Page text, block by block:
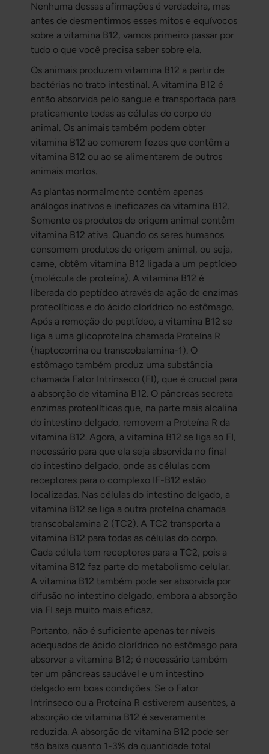
Nenhuma dessas afirmações é verdadeira, mas
antes de desmentirmos esses mitos e equívocos
sobre a vitamina B12, vamos primeiro passar por
tudo o que você precisa saber sobre ela.
Os animais produzem vitamina B12 a partir de
bactérias no trato intestinal. A vitamina B12 é
então absorvida pelo sangue e transportada para
praticamente todas as células do corpo do
animal. Os animais também podem obter
vitamina B12 ao comerem fezes que contêm a
vitamina B12 ou ao se alimentarem de outros
animais mortos.
As plantas normalmente contêm apenas
análogos inativos e ineficazes da vitamina B12.
Somente os produtos de origem animal contêm
vitamina B12 ativa. Quando os seres humanos
consomem produtos de origem animal, ou seja,
carne, obtêm vitamina B12 ligada a um peptídeo
(molécula de proteína). A vitamina B12 é
liberada do peptídeo através da ação de enzimas
proteolíticas e do ácido clorídrico no estômago.
Após a remoção do peptídeo, a vitamina B12 se
liga a uma glicoproteína chamada Proteína R
(haptocorrina ou transcobalamina-1). O
estômago também produz uma substância
chamada Fator Intrínseco (FI), que é crucial para
a absorção de vitamina B12. O pâncreas secreta
enzimas proteolíticas que, na parte mais alcalina
do intestino delgado, removem a Proteína R da
vitamina B12. Agora, a vitamina B12 se liga ao FI,
necessário para que ela seja absorvida no final
do intestino delgado, onde as células com
receptores para o complexo IF-B12 estão
localizadas. Nas células do intestino delgado, a
vitamina B12 se liga a outra proteína chamada
transcobalamina 2 (TC2). A TC2 transporta a
vitamina B12 para todas as células do corpo.
Cada célula tem receptores para a TC2, pois a
vitamina B12 faz parte do metabolismo celular.
A vitamina B12 também pode ser absorvida por
difusão no intestino delgado, embora a absorção
via FI seja muito mais eficaz.
Portanto, não é suficiente apenas ter níveis
adequados de ácido clorídrico no estômago para
absorver a vitamina B12; é necessário também
ter um pâncreas saudável e um intestino
delgado em boas condições. Se o Fator
Intrínseco ou a Proteína R estiverem ausentes, a
absorção de vitamina B12 é severamente
reduzida. A absorção de vitamina B12 pode ser
tão baixa quanto 1-3% da quantidade total